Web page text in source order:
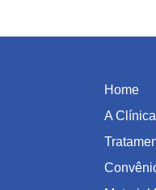
Home
A Clínica